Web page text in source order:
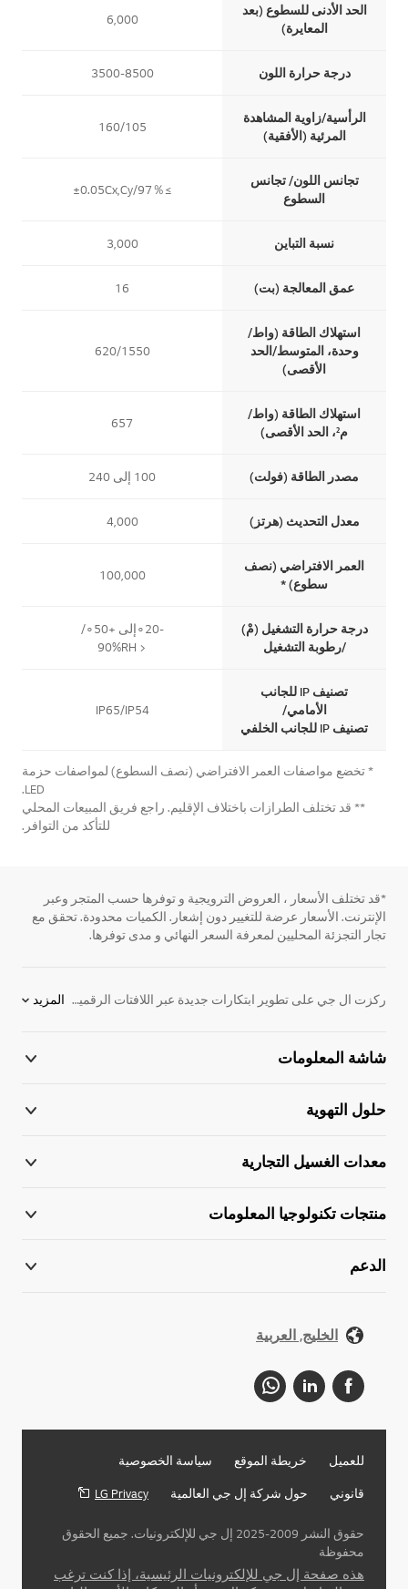
الحد الأدنى للسطوع (بعد
المعايرة)
6,000
درجة حرارة اللون 3500-8500
الرأسية/زاوية المشاهدة
المرئية (الأفقية)
160/105
تجانس اللون/ تجانس
السطوع
≥97％/±0.05Cx,Cy
نسبة التباين 3,000
عمق المعالجة (بت) 16
استهلاك الطاقة (واط/
وحدة، المتوسط/الحد
الأقصى)
620/1550
استهلاك الطاقة (واط/
م²، الحد الأقصى)
657
مصدر الطاقة (فولت) 100 إلى 240
معدل التحديث (هرتز) 4,000
العمر الافتراضي (نصف
سطوع) *
100,000
درجة حرارة التشغيل (مْ)
/رطوبة التشغيل
-20∘إلى +50∘/
< 90%RH
تصنيف IP للجانب
الأمامي/
تصنيف IP للجانب الخلفي
IP65/IP54
* تخضع مواصفات العمر الافتراضي (نصف السطوع) لمواصفات حزمة
LED.
** قد تختلف الطرازات باختلاف الإقليم. راجع فريق المبيعات المحلي
للتأكد من التوافر.
*قد تختلف الأسعار ، العروض الترويجية و توفرها حسب المتجر وعبر
الإنترنت. الأسعار عرضة للتغيير دون إشعار. الكميات محدودة. تحقق مع
تجار التجزئة المحليين لمعرفة السعر النهائي و مدى توفرها.
ركزت ال جي على تطوير ابتكارات جديدة عبر اللافتات الرقمية للاعلان. نحن ملتزمون بتوفير المنتجات الإلكترونية التي تساعد على الأداء بشكل أفضل. لدعم هذا الهدف ، قمنا بتطوير لافتات LBS Stadium. نقدم مجموعة واسعة من المنتجات ، بما في ذلك شاشات ، واللافتات الرقمية للإعلان ، ومكيفات الهواء ، وأنظمة VRF والكثير من الحلول الإلكترونية. اكتشف المزيد عن لافتات LBS Stadium اليوم. اتصل بممثل أل جي المحلي للحصول على مزيد من المعلومات. المزيد
شاشة المعلومات
حلول التهوية
معدات الغسيل التجارية
منتجات تكنولوجيا المعلومات
الدعم
الخليج, العربية
للعميل خريطة الموقع
سياسة الخصوصية
قانوني
حول شركة إل جي العالمية LG Privacy
حقوق النشر 2009-2025 إل جي للإلكترونيات. جميع الحقوق
محفوظة
هذه صفحة إل جي للإلكترونيات الرئيسية، إذا كنت ترغب